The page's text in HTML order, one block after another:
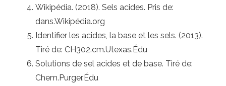
Wikipédia. (2018). Sels acides. Pris de:
dans.Wikipédia.org
Identifier les acides, la base et les sels. (2013).
Tiré de: CH302.cm.Utexas.Édu
Solutions de sel acides et de base. Tiré de:
Chem.Purger.Édu